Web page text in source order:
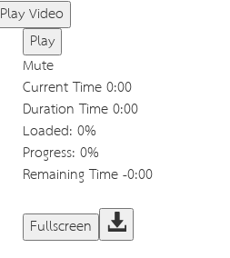
Play Video
Play
Mute
Current Time0:00
Duration Time0:00
Loaded: 0%
Progress: 0%
Remaining Time-0:00
Fullscreen